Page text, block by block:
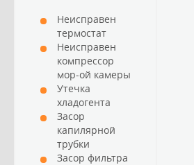
Неисправен
термостат
Неисправен
компрессор
мор-ой камеры
Утечка
хладогента
Засор
капилярной
трубки
Засор фильтра